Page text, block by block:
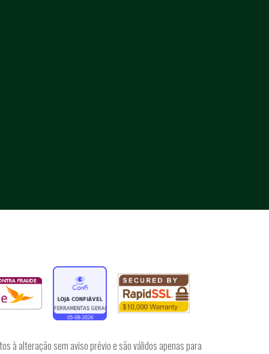
à alteração sem aviso prévio e são válidos apenas para